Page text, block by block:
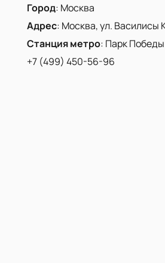
Город: Москва
Адрес: Москва, ул. Василисы
Станция метро: Парк Победы
+7 (499) 450-56-96